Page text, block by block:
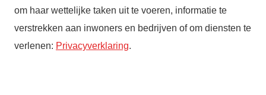
om haar wettelijke taken uit te voeren, informatie te
verstrekken aan inwoners en bedrijven of om diensten te
verlenen: Privacyverklaring.